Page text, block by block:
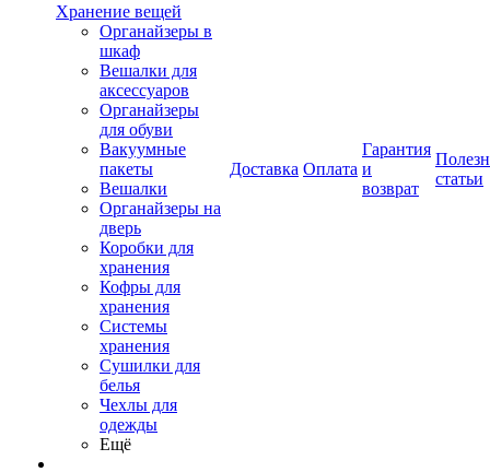
Хранение вещей
Органайзеры в
шкаф
Вешалки для
аксессуаров
Органайзеры
для обуви
Вакуумные
пакеты
Вешалки
Органайзеры на
дверь
Коробки для
хранения
Кофры для
хранения
Системы
хранения
Сушилки для
белья
Чехлы для
одежды
Ещё
Доставка Оплата
Гарантия
и
возврат
статьи